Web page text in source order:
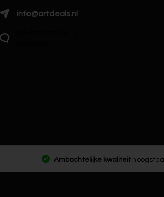
info@artdeals.nl
Ambachtelijke kwaliteit